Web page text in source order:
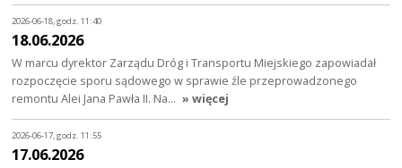
2026-06-18, godz. 11:40
18.06.2026
W marcu dyrektor Zarządu Dróg i Transportu Miejskiego zapowiadał
rozpoczęcie sporu sądowego w sprawie źle przeprowadzonego
remontu Alei Jana Pawła II. Na… » więcej
2026-06-17, godz. 11:55
17.06.2026